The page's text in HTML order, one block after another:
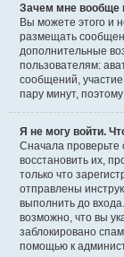
Зачем мне вообще
Вы можете этого и
размещать
дополнительные
пользователям:
сообщений, участие
пару минут,
Я не могу войти.
Сначала проверьте
восстановить их,
только что
отправлены
выполнить до
возможно, что вы
заблокировано
помощью к